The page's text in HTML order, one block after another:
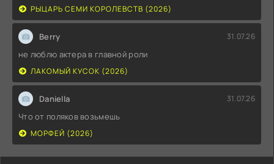
РЫЦАРЬ СЕМИ КОРОЛЕВСТВ (2026)
Berry 31.07.26
не люблю актера в главной роли
ЛАКОМЫЙ КУСОК (2026)
Daniella 31.07.26
Что от поляков возьмешь
МОРФЕЙ (2026)